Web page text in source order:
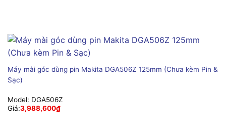
Máy mài góc dùng pin Makita DGA506Z 125mm (Chưa kèm Pin &
Sạc)
Model: DGA506Z
Giá:3,988,600₫